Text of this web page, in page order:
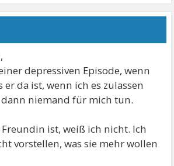
depressiven Episode, wenn
er da ist, wenn ich es zulassen
niemand für mich tun.
ist, weiß ich nicht. Ich
vorstellen, was sie mehr wollen